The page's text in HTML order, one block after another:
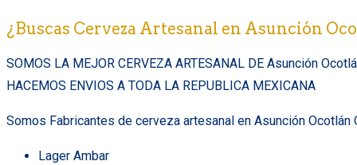
¿Buscas Cerveza Artesanal en Asunción
SOMOS LA MEJOR CERVEZA ARTESANAL DE Asunción
HACEMOS ENVIOS A TODA LA REPUBLICA MEXICANA
Somos Fabricantes de cerveza artesanal en Asunción
Lager Ambar